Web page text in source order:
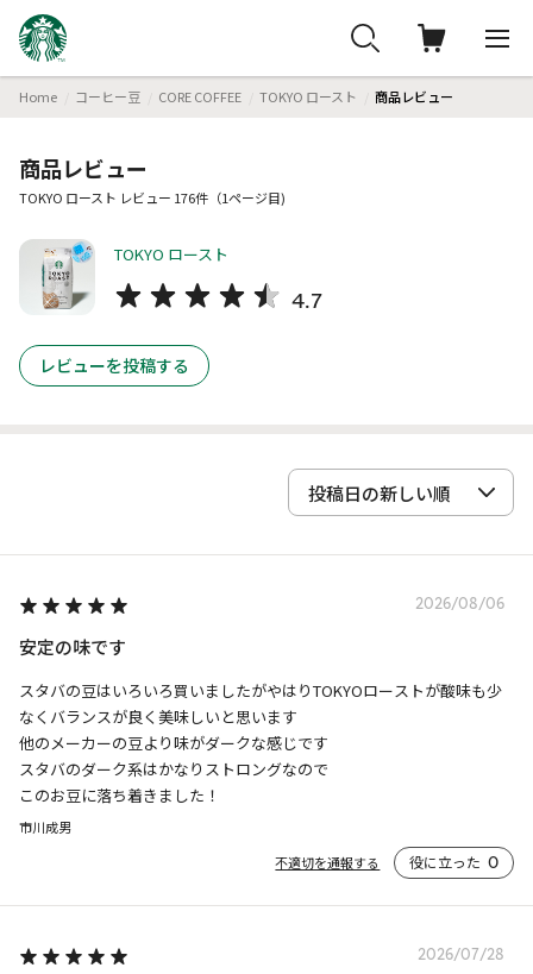
Home コーヒー豆 CORE COFFEE TOKYO ロースト 商品レビュー
商品レビュー
TOKYO ロースト レビュー 176件（1ページ目)
TOKYO ロースト
4.7
レビューを投稿する
2026/08/06
安定の味です
スタバの豆はいろいろ買いましたがやはりTOKYOローストが酸味も少
なくバランスが良く美味しいと思います
他のメーカーの豆より味がダークな感じです
スタバのダーク系はかなりストロングなので
このお豆に落ち着きました！
市川成男
不適切を通報する
役に立った 0
2026/07/28